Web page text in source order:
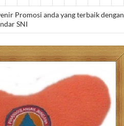
Promosi anda yang terbaik dengan
SNI